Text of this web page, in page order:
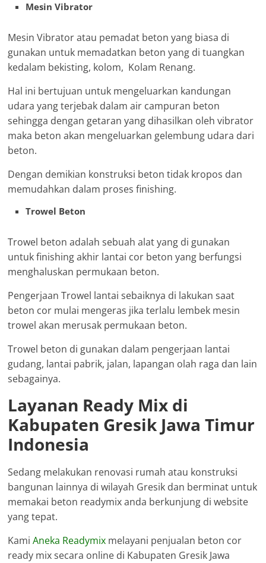
Mesin Vibrator
Mesin Vibrator atau pemadat beton yang biasa di
gunakan untuk memadatkan beton yang di tuangkan
kedalam bekisting, kolom, Kolam Renang.
Hal ini bertujuan untuk mengeluarkan kandungan
udara yang terjebak dalam air campuran beton
sehingga dengan getaran yang dihasilkan oleh vibrator
maka beton akan mengeluarkan gelembung udara dari
beton.
Dengan demikian konstruksi beton tidak kropos dan
memudahkan dalam proses finishing.
Trowel Beton
Trowel beton adalah sebuah alat yang di gunakan
untuk finishing akhir lantai cor beton yang berfungsi
menghaluskan permukaan beton.
Pengerjaan Trowel lantai sebaiknya di lakukan saat
beton cor mulai mengeras jika terlalu lembek mesin
trowel akan merusak permukaan beton.
Trowel beton di gunakan dalam pengerjaan lantai
gudang, lantai pabrik, jalan, lapangan olah raga dan lain
sebagainya.
Layanan Ready Mix di
Kabupaten Gresik Jawa Timur
Indonesia
Sedang melakukan renovasi rumah atau konstruksi
bangunan lainnya di wilayah Gresik dan berminat untuk
memakai beton readymix anda berkunjung di website
yang tepat.
KamiAneka Readymix melayani penjualan beton cor
ready mix secara online di Kabupaten Gresik Jawa